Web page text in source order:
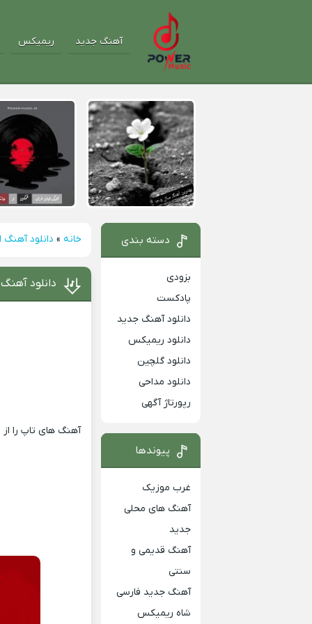
آهنگ جدید ریمیکس
خانه » دانلود
دانلود
آهنگ های تاپ را از
دسته بندی
بزودی
پادکست
دانلود آهنگ جدید
دانلود ریمیکس
دانلود گلچین
دانلود مداحی
رپورتاژ آگهی
پیوندها
غرب موزیک
آهنگ های محلی
جدید
آهنگ قدیمی و
سنتی
آهنگ جدید فارسی
شاه ریمیکس